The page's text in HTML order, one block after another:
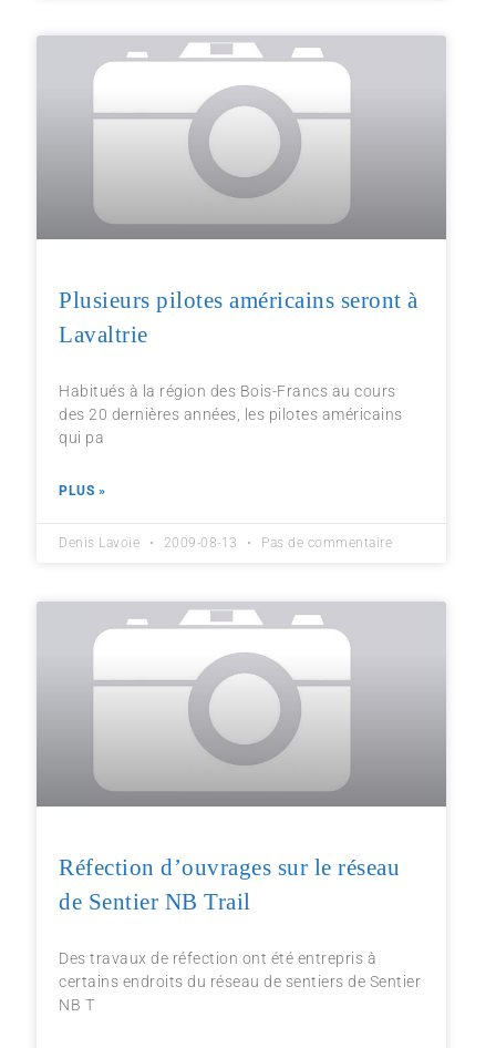
Plusieurs pilotes américains seront à
Lavaltrie
Habitués à la région des Bois-Francs au cours
des 20 dernières années, les pilotes américains
qui pa
PLUS »
Denis Lavoie 2009-08-13 Pas de commentaire
Réfection d’ouvrages sur le réseau
de Sentier NB Trail
Des travaux de réfection ont été entrepris à
certains endroits du réseau de sentiers de Sentier
NB T